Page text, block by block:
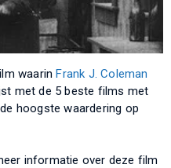
waarinFrank J. Coleman
met de 5 beste films met
hoogste waardering op
informatie over deze film